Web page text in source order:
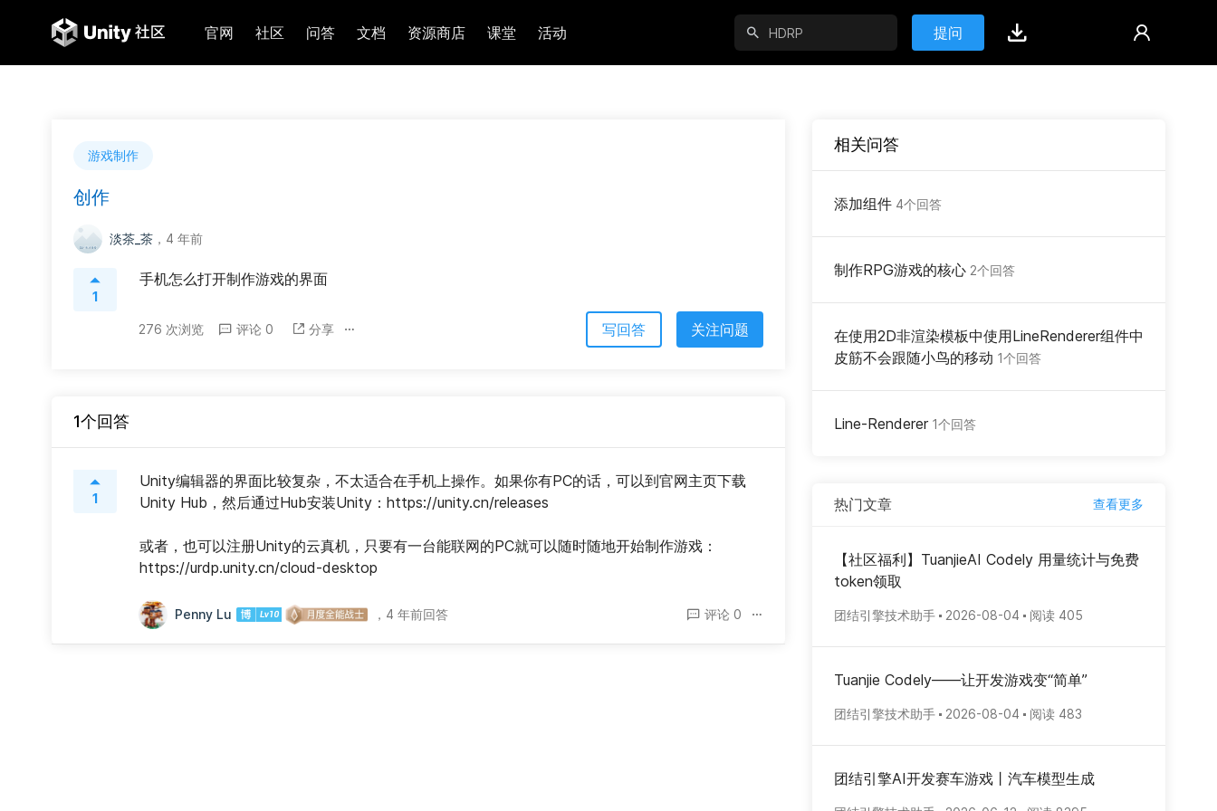
官网 社区 问答 文档 资源商店 课堂 活动 提问
游戏制作
创作
淡茶_茶 ，4 年前
1
手机怎么打开制作游戏的界面
276 次浏览 评论 0 分享 写回答 关注问题
1个回答
1
Unity编辑器的界面比较复杂，不太适合在手机上操作。如果你有PC的话，可以到官网主页下载
Unity Hub，然后通过Hub安装Unity：https://unity.cn/releases
或者，也可以注册Unity的云真机，只要有一台能联网的PC就可以随时随地开始制作游戏：
https://urdp.unity.cn/cloud-desktop
Penny Lu ， 4 年前回答 评论 0
相关问答
添加组件 4个回答
制作RPG游戏的核心 2个回答
在使用2D非渲染模板中使用LineRenderer组件中
皮筋不会跟随小鸟的移动 1个回答
Line-Renderer 1个回答
热门文章 查看更多
【社区福利】TuanjieAI Codely 用量统计与免费
token领取
团结引擎技术助手 2026-08-04 阅读 405
Tuanjie Codely——让开发游戏变“简单”
团结引擎技术助手 2026-08-04 阅读 483
团结引擎AI开发赛车游戏丨汽车模型生成